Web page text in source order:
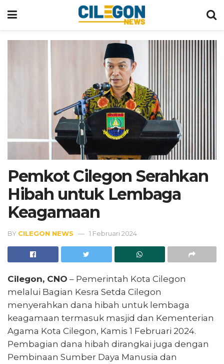
Pemkot Cilegon Serahkan
Hibah untuk Lembaga
Keagamaan
BY CILEGON NEWS 1 Februari 2024
Cilegon, CNO – Pemerintah Kota Cilegon
melalui Bagian Kesra Setda Cilegon
menyerahkan dana hibah untuk lembaga
keagamaan termasuk masjid dan Kementerian
Agama Kota Cilegon, Kamis 1 Februari 2024.
Pembagian dana hibah dirangkai juga dengan
Pembinaan Sumber Daya Manusia dan